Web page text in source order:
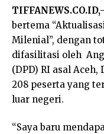
TIFFANEWS.CO.ID,-
bertema
Milenial”, dengan
difasilitasi oleh
(DPD) RI asal
208 peserta yang
luar negeri.
“Saya baru